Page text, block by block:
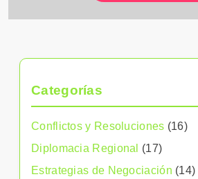
Categorías
Conflictos y Resoluciones (16)
Diplomacia Regional
(17)
Estrategias de Negociación (14)